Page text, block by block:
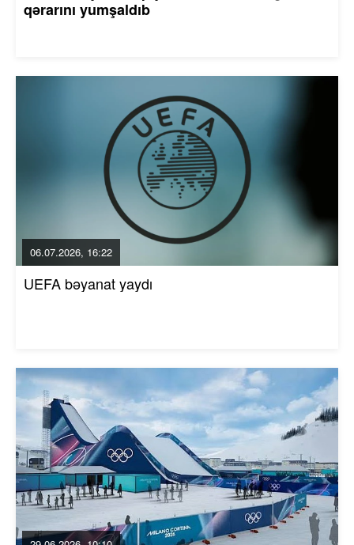
qərarını yumşaldıb
06.07.2026, 16:22
UEFA bəyanat yaydı